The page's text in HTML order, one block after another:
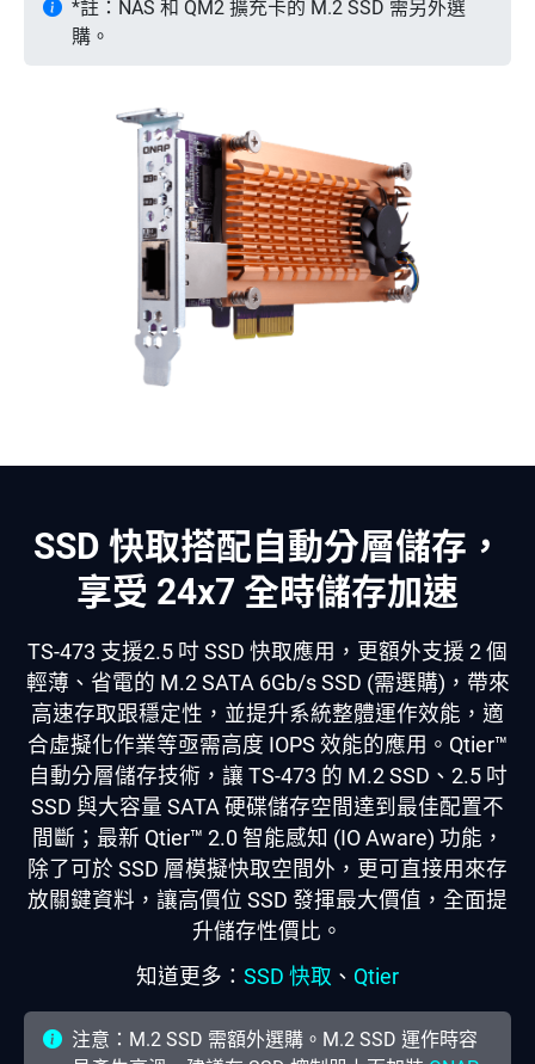
*註：NAS 和 QM2 擴充卡的 M.2 SSD 需另外選
購。
SSD 快取搭配自動分層儲存，
享受 24x7 全時儲存加速
TS-473 支援2.5 吋 SSD 快取應用，更額外支援 2 個
輕薄、省電的 M.2 SATA 6Gb/s SSD (需選購)，帶來
高速存取跟穩定性，並提升系統整體運作效能，適
合虛擬化作業等亟需高度 IOPS 效能的應用。Qtier™
自動分層儲存技術，讓 TS-473 的 M.2 SSD、2.5 吋
SSD 與大容量 SATA 硬碟儲存空間達到最佳配置不
間斷；最新 Qtier™ 2.0 智能感知 (IO Aware) 功能，
除了可於 SSD 層模擬快取空間外，更可直接用來存
放關鍵資料，讓高價位 SSD 發揮最大價值，全面提
升儲存性價比。
知道更多： SSD 快取 、 Qtier
注意：M.2 SSD 需額外選購。M.2 SSD 運作時容